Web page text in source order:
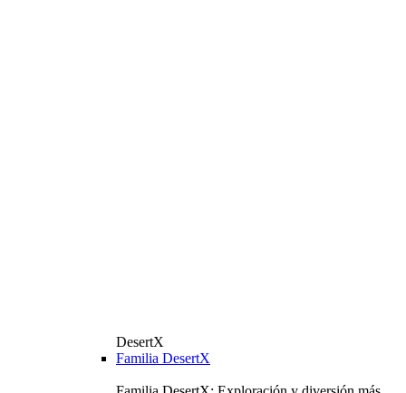
DesertX
Familia DesertX